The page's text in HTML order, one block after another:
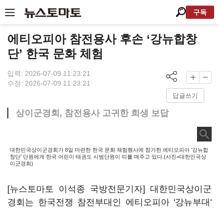
구독
에티오피아 참전용사 후손 ‘강뉴합창
단’ 한국 문화 체험
입력: 2026-07-09 11:23:21
수정: 2026-07-09 11:23:21
답글쓰기
상이군경회, 참전용사 고귀한 희생 보답
대한민국상이군경회가 8일 마련한 한국 문화 체험행사에 참가한 에티오피아 '강뉴합
창단' 단원에게 한국 어린이 태권도 시범단원이 띠를 매주고 있다.(사진=대한민국상
이군경회)
[뉴스토마토 이석종 국방전문기자] 대한민국상이군
경회는 한국전쟁 참전부대인 에티오피아 '강뉴부대'